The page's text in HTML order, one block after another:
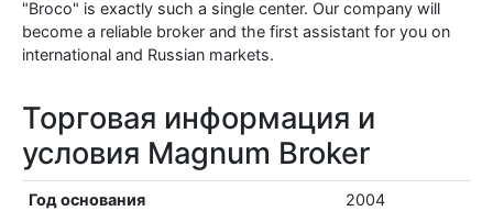
"Broco" is exactly such a single center. Our company will
become a reliable broker and the first assistant for you on
international and Russian markets.
Торговая информация и
условия Magnum Broker
Год основания 2004